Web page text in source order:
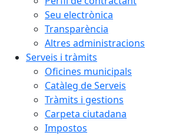
Seu electrònica
Transparència
Altres administracions
Serveis i tràmits
Oficines municipals
Catàleg de Serveis
Tràmits i gestions
Carpeta ciutadana
Impostos